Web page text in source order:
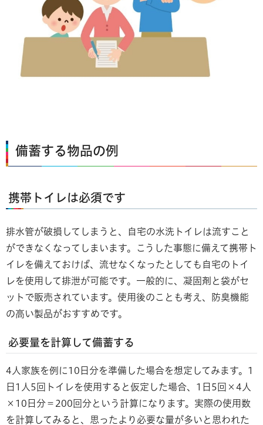
備蓄する物品の例
携帯トイレは必須です
排水管が破損してしまうと、自宅の水洗トイレは流すこと
ができなくなってしまいます。こうした事態に備えて携帯ト
イレを備えておけば、流せなくなったとしても自宅のトイ
レを使用して排泄が可能です。一般的に、凝固剤と袋がセ
ットで販売されています。使用後のことも考え、防臭機能
の高い製品がおすすめです。
必要量を計算して備蓄する
4人家族を例に10日分を準備した場合を想定してみます。1
日1人5回トイレを使用すると仮定した場合、1日5回×4人
×10日分＝200回分という計算になります。実際の使用数
を計算してみると、思ったより必要な量が多いと思われた